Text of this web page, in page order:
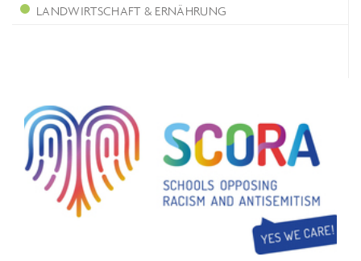
LANDWIRTSCHAFT & ERNÄHRUNG
SCHULEN GEGEN RASSISMUS UND